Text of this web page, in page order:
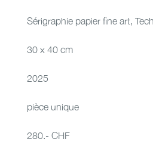
Sérigraphie papier fine art,
30 x 40 cm
2025
pièce unique
280.- CHF